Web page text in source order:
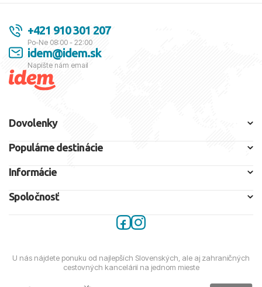
+421 910 301 207
Po-Ne 08:00 - 22:00
idem@idem.sk
Napíšte nám email
Dovolenky
Populárne destinácie
Informácie
Spoločnosť
U nás nájdete ponuku od najlepších Slovenských, ale aj zahraničných
cestovných kancelárií na jednom mieste